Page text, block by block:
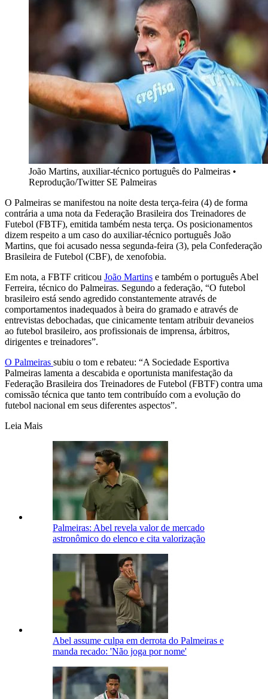
João Martins, auxiliar-técnico português do Palmeiras •
Reprodução/Twitter SE Palmeiras
O Palmeiras se manifestou na noite desta terça-feira (4) de forma
contrária a uma nota da Federação Brasileira dos Treinadores de
Futebol (FBTF), emitida também nesta terça. Os posicionamentos
dizem respeito a um caso do auxiliar-técnico português João
Martins, que foi acusado nessa segunda-feira (3), pela Confederação
Brasileira de Futebol (CBF), de xenofobia.
Em nota, a FBTF criticou João Martins e também o português Abel
Ferreira, técnico do Palmeiras. Segundo a federação, “O futebol
brasileiro está sendo agredido constantemente através de
comportamentos inadequados à beira do gramado e através de
entrevistas debochadas, que cinicamente tentam atribuir devaneios
ao futebol brasileiro, aos profissionais de imprensa, árbitros,
dirigentes e treinadores”.
O Palmeiras subiu o tom e rebateu: “A Sociedade Esportiva
Palmeiras lamenta a descabida e oportunista manifestação da
Federação Brasileira dos Treinadores de Futebol (FBTF) contra uma
comissão técnica que tanto tem contribuído com a evolução do
futebol nacional em seus diferentes aspectos”.
Leia Mais
Palmeiras: Abel revela valor de mercado
astronômico do elenco e cita valorização
Abel assume culpa em derrota do Palmeiras e
manda recado: 'Não joga por nome'